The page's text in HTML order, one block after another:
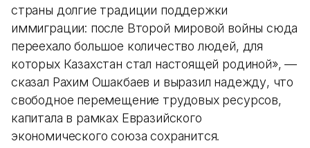
страны долгие традиции поддержки
иммиграции: после Второй мировой войны сюда
переехало большое количество людей, для
которых Казахстан стал настоящей родиной», —
сказал Рахим Ошакбаев и выразил надежду, что
свободное перемещение трудовых ресурсов,
капитала в рамках Евразийского
экономического союза сохранится.